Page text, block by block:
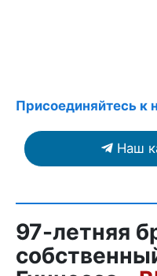
Присоединяйтесь к
Наш
97-летняя